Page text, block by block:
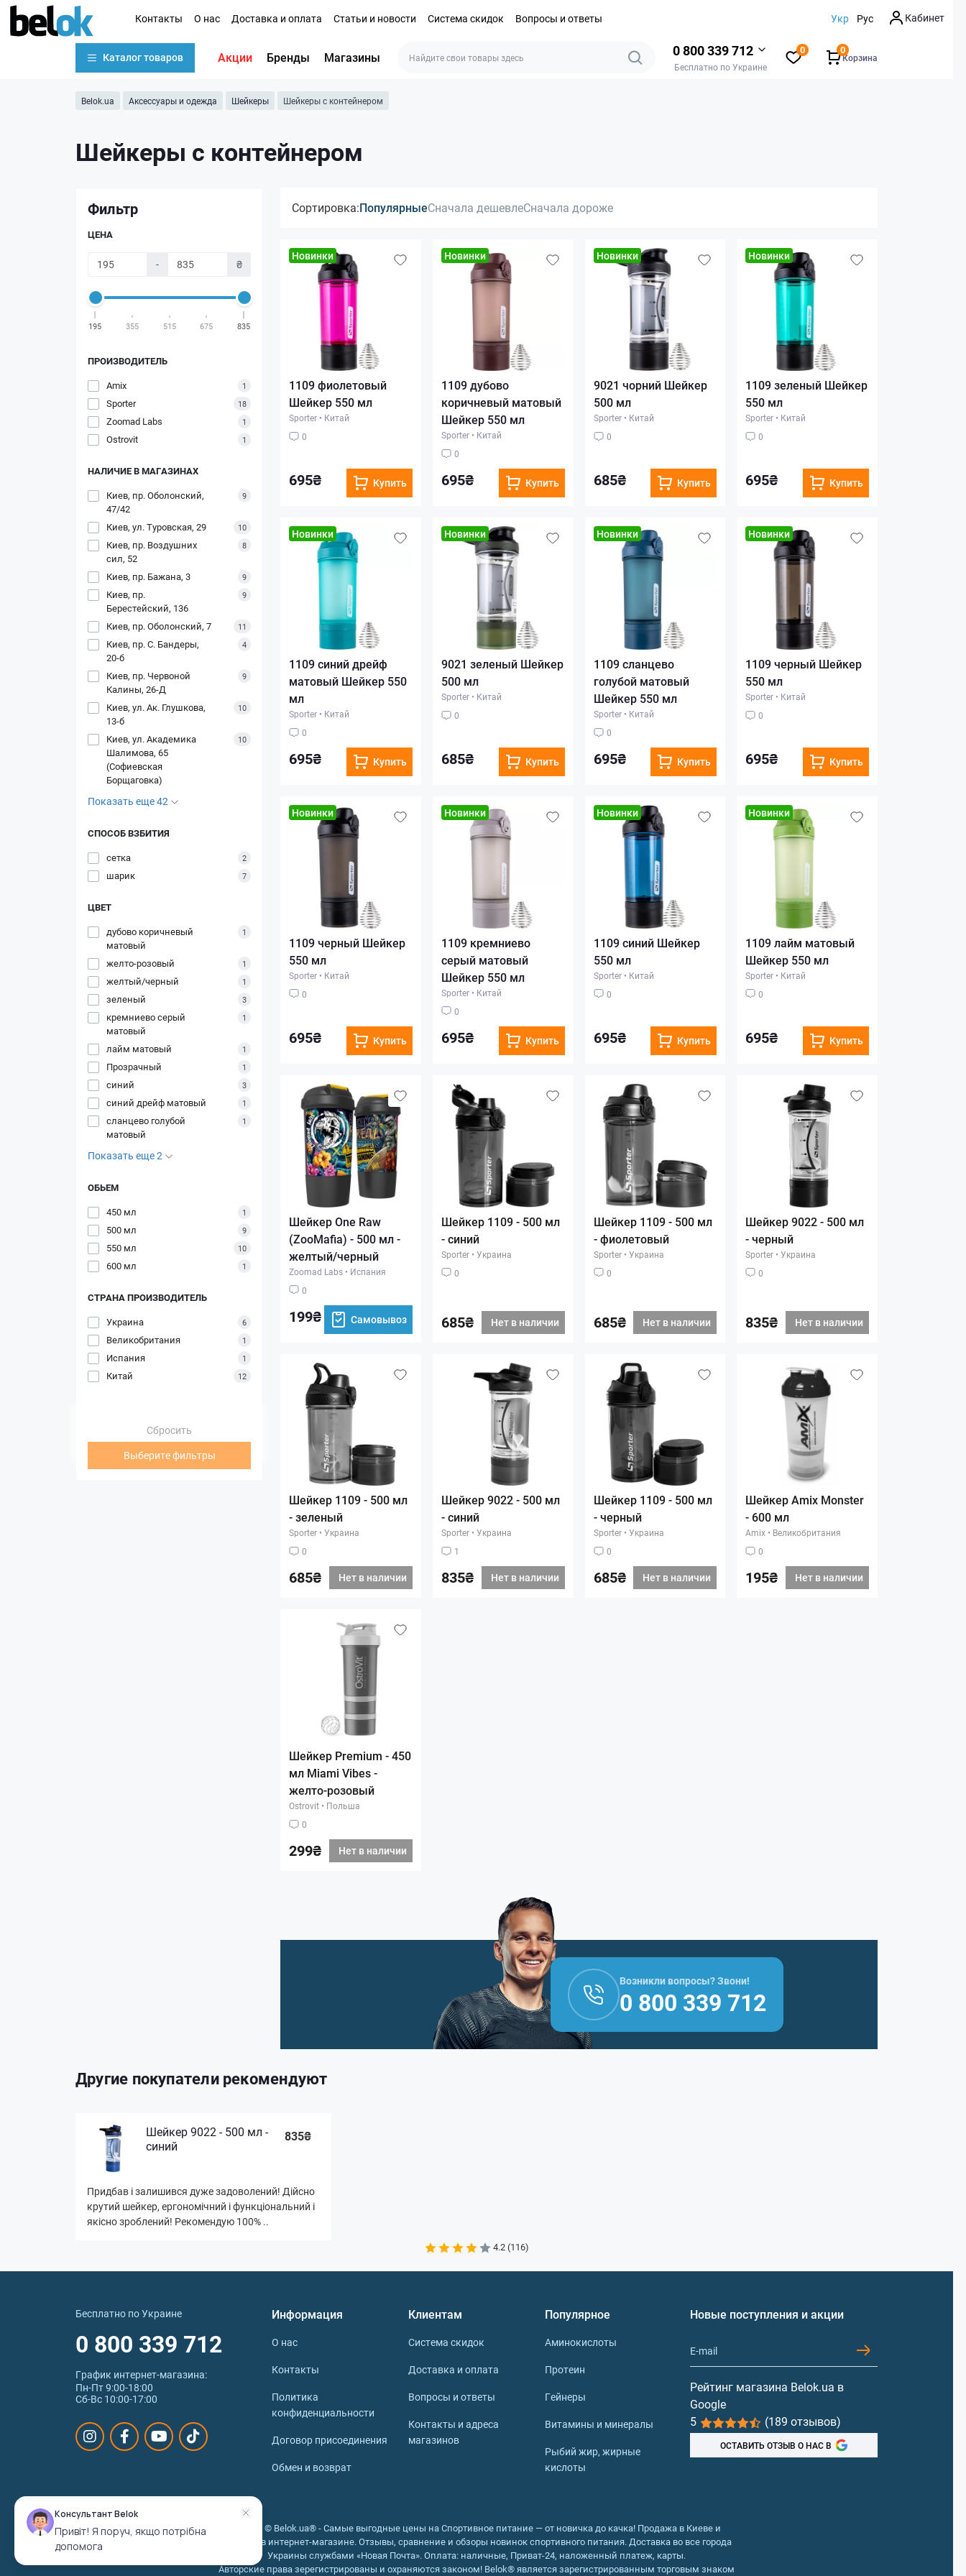
Контакты О нас Доставка и оплата Статьи и новости Система скидок Вопросы и ответы Укр Рус Кабинет
Каталог товаров Акции Бренды Магазины 0 800 339 712
Бесплатно по Украине
0
Корзина
0
Belok.ua Аксессуары и одежда Шейкеры Шейкеры с контейнером
Шейкеры с контейнером
Фильтр
ЦЕНА
- ₴
195 355 515 675 835
ПРОИЗВОДИТЕЛЬ
Amix
1
Sporter 18
Zoomad Labs 1
Ostrovit 1
НАЛИЧИЕ В МАГАЗИНАХ
Киев, пр. Оболонский,
47/42
9
Киев, ул. Туровская, 29 10
Киев, пр. Воздушних
сил, 52
8
Киев, пр. Бажана, 3 9
Киев, пр.
Берестейский, 136
9
Киев, пр. Оболонский, 7 11
Киев, пр. С. Бандеры,
20-б
4
Киев, пр. Червоной
Калины, 26-Д
9
Киев, ул. Ак. Глушкова,
13-б
10
Киев, ул. Академика
Шалимова, 65
(Софиевская
Борщаговка)
10
Показать еще 42
СПОСОБ ВЗБИТИЯ
сетка
2
шарик 7
ЦВЕТ
дубово коричневый
матовый
1
желто-розовый 1
желтый/черный 1
зеленый 3
кремниево серый
матовый
1
лайм матовый 1
Прозрачный 1
синий 3
синий дрейф матовый 1
сланцево голубой
матовый
1
Показать еще 2
ОБЬЕМ
450 мл
1
500 мл 9
550 мл 10
600 мл 1
СТРАНА ПРОИЗВОДИТЕЛЬ
Украина
6
Великобритания 1
Испания 1
Китай 12
Сбросить
Выберите фильтры
Сортировка:ПопулярныеСначала дешевлеСначала дороже
Новинки
1109 фиолетовый
Шейкер 550 мл
Sporter • Китай
0
695₴ Купить
Новинки
1109 дубово
коричневый матовый
Шейкер 550 мл
Sporter • Китай
0
695₴ Купить
Новинки
9021 чорний Шейкер
500 мл
Sporter • Китай
0
685₴ Купить
Новинки
1109 зеленый Шейкер
550 мл
Sporter • Китай
0
695₴ Купить
Новинки
1109 синий дрейф
матовый Шейкер 550
мл
Sporter • Китай
0
695₴ Купить
Новинки
9021 зеленый Шейкер
500 мл
Sporter • Китай
0
685₴ Купить
Новинки
1109 сланцево
голубой матовый
Шейкер 550 мл
Sporter • Китай
0
695₴ Купить
Новинки
1109 черный Шейкер
550 мл
Sporter • Китай
0
695₴ Купить
Новинки
1109 черный Шейкер
550 мл
Sporter • Китай
0
695₴ Купить
Новинки
1109 кремниево
серый матовый
Шейкер 550 мл
Sporter • Китай
0
695₴ Купить
Новинки
1109 синий Шейкер
550 мл
Sporter • Китай
0
695₴ Купить
Новинки
1109 лайм матовый
Шейкер 550 мл
Sporter • Китай
0
695₴ Купить
Шейкер One Raw
(ZooMafia) - 500 мл -
желтый/черный
Zoomad Labs • Испания
0
199₴ Самовывоз
Шейкер 1109 - 500 мл
- синий
Sporter • Украина
0
685₴ Нет в наличии
Шейкер 1109 - 500 мл
- фиолетовый
Sporter • Украина
0
685₴ Нет в наличии
Шейкер 9022 - 500 мл
- черный
Sporter • Украина
0
835₴ Нет в наличии
Шейкер 1109 - 500 мл
- зеленый
Sporter • Украина
0
685₴ Нет в наличии
Шейкер 9022 - 500 мл
- синий
Sporter • Украина
1
835₴ Нет в наличии
Шейкер 1109 - 500 мл
- черный
Sporter • Украина
0
685₴ Нет в наличии
Шейкер Amix Monster
- 600 мл
Amix • Великобритания
0
195₴ Нет в наличии
Шейкер Premium - 450
мл Miami Vibes -
желто-розовый
Ostrovit • Польша
0
299₴ Нет в наличии
Возникли вопросы? Звони!
0 800 339 712
Другие покупатели рекомендуют
Шейкер 9022 - 500 мл -
синий
835₴
Придбав і залишився дуже задоволений! Дійсно
крутий шейкер, ергономічний і функціональний і
якісно зроблений! Рекомендую 100% ..
4.2 (116)
Бесплатно по Украине
0 800 339 712
График интернет‑магазина:
Пн-Пт 9:00-18:00
Сб-Вс 10:00-17:00
Информация
О нас
Контакты
Политика
конфиденциальности
Договор присоединения
Обмен и возврат
Клиентам
Система скидок
Доставка и оплата
Вопросы и ответы
Контакты и адреса
магазинов
Популярное
Аминокислоты
Протеин
Гейнеры
Витамины и минералы
Рыбий жир, жирные
кислоты
Новые поступления и акции
Рейтинг магазина Belok.ua в
Google
5
(189 отзывов)
ОСТАВИТЬ ОТЗЫВ О НАС В
© 2026 © Belok.ua® - Самые выгодные цены на Спортивное питание — от новичка до качка! Продажа в Киеве и
Украине в интернет-магазине. Отзывы, сравнение и обзоры новинок спортивного питания. Доставка во все города
Украины службами «Новая Почта». Оплата: наличные, Приват-24, наложенный платеж, карты.
Авторские права зерегистрированы и охраняются законом! Belok® является зарегистрированным торговым знаком
Консультант Belok
Привіт! Я поруч, якщо потрібна
допомога